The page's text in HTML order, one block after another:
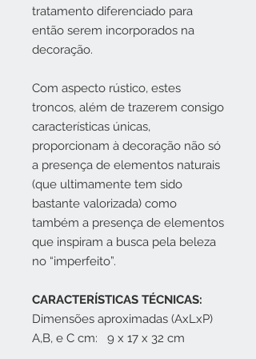
tratamento diferenciado para
então serem incorporados na
decoração.
Com aspecto rústico, estes
troncos, além de trazerem consigo
características únicas,
proporcionam à decoração não só
a presença de elementos naturais
(que ultimamente tem sido
bastante valorizada) como
também a presença de elementos
que inspiram a busca pela beleza
no “imperfeito”.
CARACTERÍSTICAS TÉCNICAS:
Dimensões aproximadas (AxLxP)
A,B, e C cm: 9 x 17 x 32 cm